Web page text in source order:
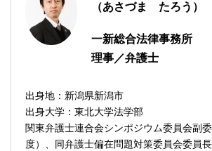
（あさづま たろう）
一新総合法律事務所
理事／弁護士
出身地：新潟県新潟市
出身大学：東北大学法学部
関東弁護士連合会シンポジウム委員会副
度）、同弁護士偏在問題対策委員会委員長